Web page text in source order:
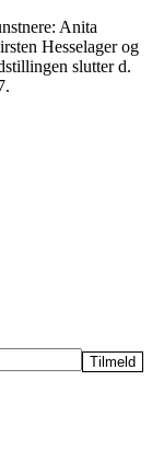
Anita
Hesselager og
slutter d.